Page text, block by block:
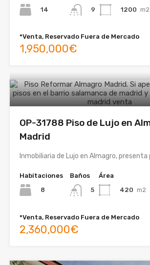
14 9 1200 m2
*Venta, Reservado Fuera de Mercado
1,950,000€
OP-31788 Piso de Lujo en
Madrid
Inmobiliaria de Lujo en Almagro, presenta
Habitaciones
8
Baños
5
Área
420 m2
*Venta, Reservado Fuera de Mercado
2,360,000€